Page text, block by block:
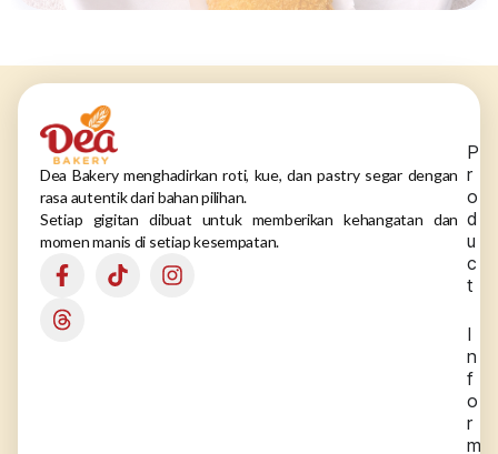
Dea Bakery menghadirkan roti, kue, dan pastry segar dengan
rasa autentik dari bahan pilihan.
Setiap gigitan dibuat untuk memberikan kehangatan dan
momen manis di setiap kesempatan.
P
r
o
d
u
c
t
I
n
f
o
r
m